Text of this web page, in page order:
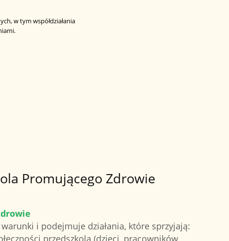
w tym współdziałania
Promującego Zdrowie
i podejmuje działania, które sprzyjają:
przedszkola (dzieci, pracowników